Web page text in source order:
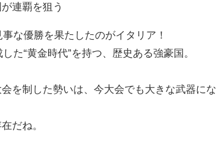
連覇を狙う
な優勝を果たしたのがイタリア！
た“黄金時代”を持つ、歴史ある強豪国。
を制した勢いは、今大会でも大きな武器にな
だね。